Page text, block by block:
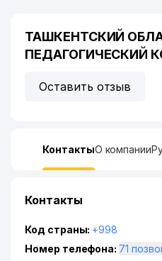
ТАШКЕНТСКИЙ
ПЕДАГОГИЧЕСКИЙ
Оставить отзыв
КонтактыО компании
Контакты
Код страны: +998
Номер телефона:
71